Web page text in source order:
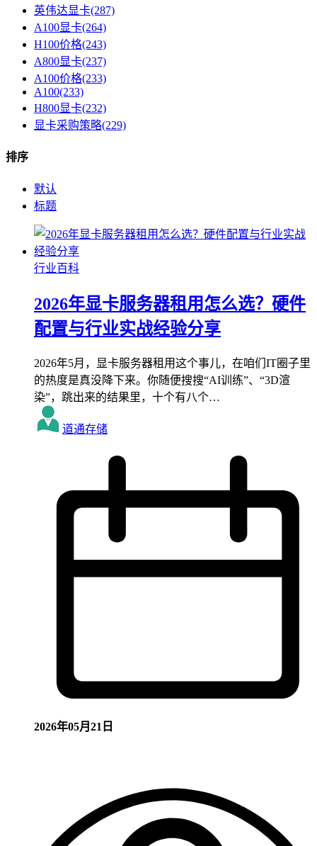
英伟达显卡(287)
A100显卡(264)
H100价格(243)
A800显卡(237)
A100价格(233)
A100(233)
H800显卡(232)
显卡采购策略(229)
排序
默认
标题
行业百科
2026年显卡服务器租用怎么选？硬件
配置与行业实战经验分享
2026年5月，显卡服务器租用这个事儿，在咱们IT圈子里
的热度是真没降下来。你随便搜搜“AI训练”、“3D渲
染”，跳出来的结果里，十个有八个…
道通存储
2026年05月21日